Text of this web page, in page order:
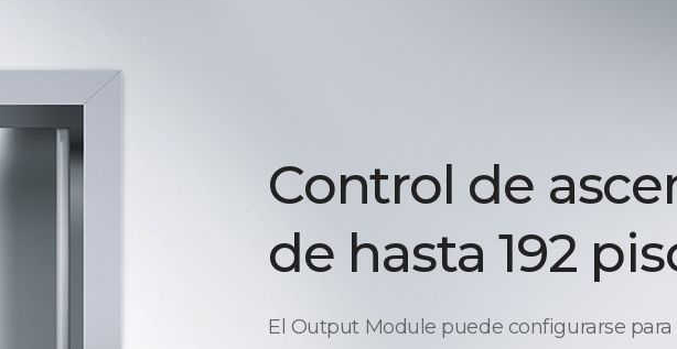
Control de
de hasta 192
El Output Module puede configurarse